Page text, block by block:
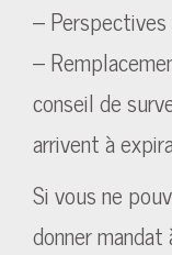
– Perspectives
–
conseil de
arrivent à
Si vous ne
donner